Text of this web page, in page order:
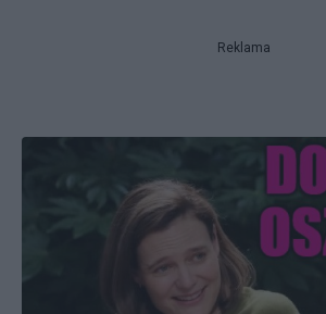
Reklama